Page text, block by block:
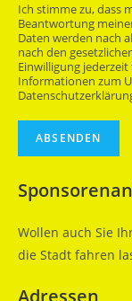
Ich stimme zu, dass
Beantwortung
Daten werden nach
nach den
Einwilligung
Informationen zum
ABSENDEN
Wollen auch Sie
die Stadt fahren
Adressen